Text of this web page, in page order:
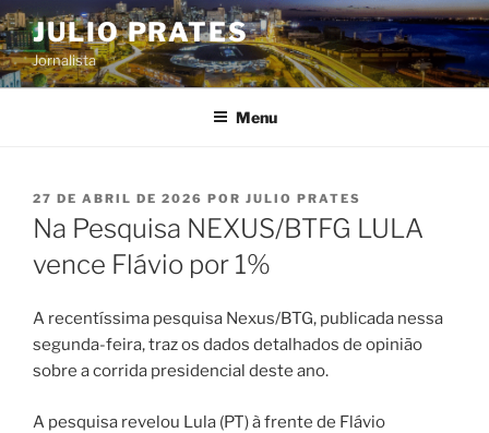
Pular
para
o
conteúdo
JULIO PRATES
Jornalista
Menu
PUBLICADO
EM
27 DE ABRIL DE 2026 POR JULIO PRATES
Na Pesquisa NEXUS/BTFG LULA
vence Flávio por 1%
A recentíssima pesquisa Nexus/BTG, publicada nessa
segunda-feira, traz os dados detalhados de opinião
sobre a corrida presidencial deste ano.
A pesquisa revelou Lula (PT) à frente de Flávio